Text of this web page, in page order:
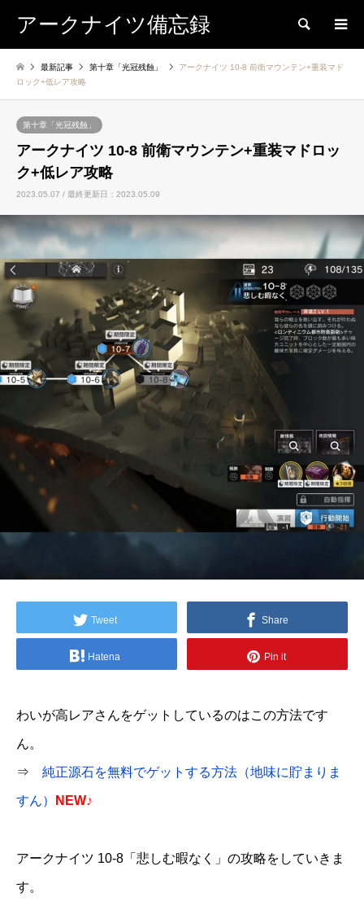
アークナイツ備忘録 検索
最新記事 第十章「光冠残蝕」
アークナイツ 10-8 前衛マウンテン+重装マド
ロック+低レア攻略
第十章「光冠残蝕」
アークナイツ 10-8 前衛マウンテン+重装マドロッ
ク+低レア攻略
2023.05.07 / 最終更新日：2023.05.09
Tweet Share
Hatena Pin it
わいが高レアさんをゲットしているのはこの方法です
ん。
⇒ 純正源石を無料でゲットする方法（地味に貯まりま
すん） NEW♪
アークナイツ 10-8「悲しむ暇なく」の攻略をしていきま
す。